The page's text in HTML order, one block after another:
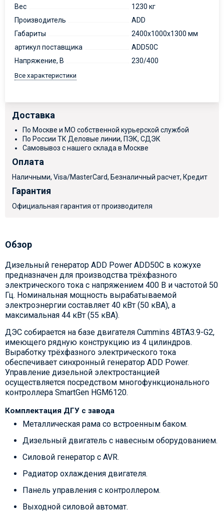
Вес
1230 кг
Производитель
ADD
Габариты
2400x1000x1300 мм
артикул поставщика
ADD50C
Напряжение, В
230/400
Все характеристики
Доставка
По Москве и МО собственной курьерской службой
По России ТК Деловые линии, ПЭК, СДЭК
Самовывоз с нашего склада в Москве
Оплата
Наличными, Visa/MasterCard, Безналичный расчет, Кредит
Гарантия
Официальная гарантия от производителя
Обзор
Дизельный генератор ADD Power ADD50C в кожухе
предназначен для производства трёхфазного
электрического тока с напряжением 400 В и частотой 50
Гц. Номинальная мощность вырабатываемой
электроэнергии составляет 40 кВт (50 кВА), а
максимальная 44 кВт (55 кВА).
ДЭС собирается на базе двигателя Cummins 4BTA3.9-G2,
имеющего рядную конструкцию из 4 цилиндров.
Выработку трёхфазного электрического тока
обеспечивает синхронный генератор ADD Power.
Управление дизельной электростанцией
осуществляется посредством многофункционального
контроллера SmartGen HGM6120.
Комплектация ДГУ с завода
Металлическая рама со встроенным баком.
Дизельный двигатель с навесным оборудованием.
Силовой генератор с AVR.
Радиатор охлаждения двигателя.
Панель управления с контроллером.
Выходной силовой автомат.